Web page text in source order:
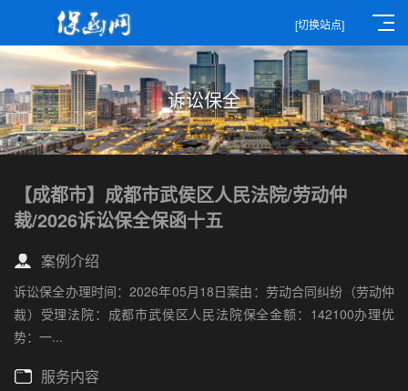
[切换站点]
诉讼保全
【成都市】成都市武侯区人民法院/劳动仲
裁/2026诉讼保全保函十五
案例介绍
诉讼保全办理时间：2026年05月18日案由：劳动合同纠纷（劳动仲
裁）受理法院：成都市武侯区人民法院保全金额：142100办理优
势：一...
服务内容